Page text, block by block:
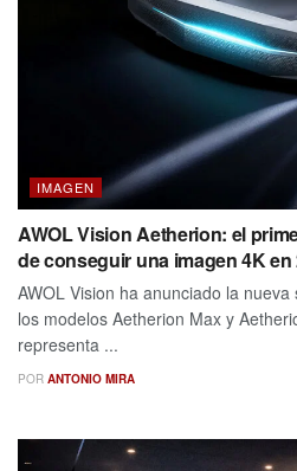
IMAGEN
AWOL Vision Aetherion: el
de conseguir una imagen 4K
AWOL Vision ha anunciado la
los modelos Aetherion Max y
representa ...
POR ANTONIO MIRA